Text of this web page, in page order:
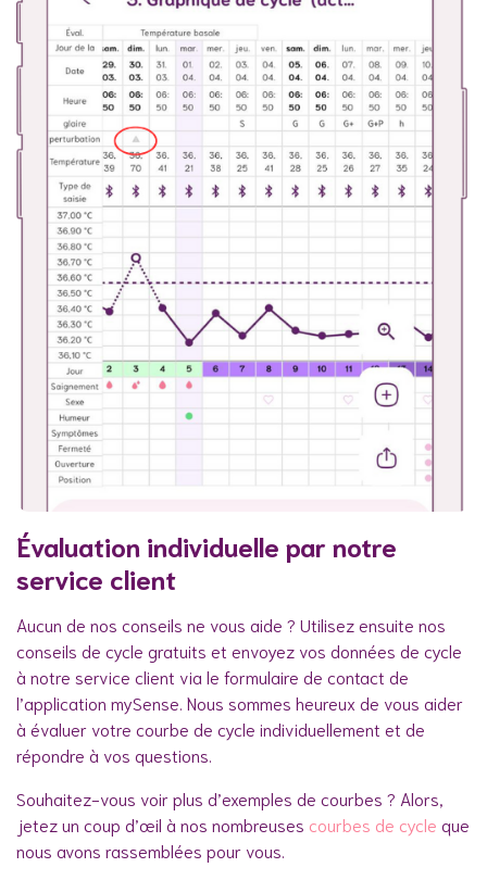
Évaluation individuelle par notre
service client
Aucun de nos conseils ne vous aide ? Utilisez ensuite nos
conseils de cycle gratuits et envoyez vos données de cycle
à notre service client via le formulaire de contact de
l’application mySense. Nous sommes heureux de vous aider
à évaluer votre courbe de cycle individuellement et de
répondre à vos questions.
Souhaitez-vous voir plus d’exemples de courbes ? Alors,
jetez un coup d’œil à nos nombreuses courbes de cycle que
nous avons rassemblées pour vous.